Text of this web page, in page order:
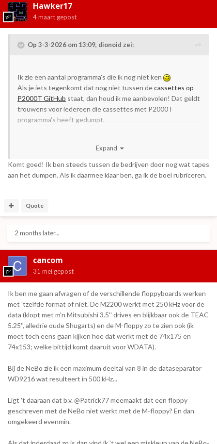
Hawker17
4 maart gepost
Op 3-3-2026 om 13:09, dionoid zei:
Ik zie een aantal programma's die ik nog niet ken
Als je iets tegenkomt dat nog niet tussen decassettes op
P2000T GitHub staat, dan houd ik me aanbevolen! Dat geldt
trouwens voor iedereen die cassettes met P2000T
programma's heeft gedumpt.
Expand
Komt goed! Ik ben steeds tussen de bedrijven door nog wat tapes
aan het dumpen. Als ik daarmee klaar ben, ga ik de boel rubriceren.
Quote
2 months later...
cancom
31 mei gepost
Ik ben me gaan afvragen of de verschillende floppyboards werken
met 'tzelfde format of niet. De M2200 werkt met 250 kHz voor de
data (klopt met m'n Mitsubishi 3.5'' drives en blijkbaar ook de TEAC
5.25'', alledrie oude Shugarts) en de M-floppy zo te zien ook (ik
moet toch eens gaan kijken hoe dat werkt met de 74x175 en
74x153; welke bittijd komt daaruit voor WDATA).
Bij de NeBo zie ik een maximum deeltal van 8 in de dataseparator
WD9216 wat resulteert in 500 kHz...
Ligt 't daaraan dat b.v. @Patrick77 meemaakt dat een floppy
geschreven met de NeBo niet werkt met de M-floppy? En dan
omgekeerd evenmin.